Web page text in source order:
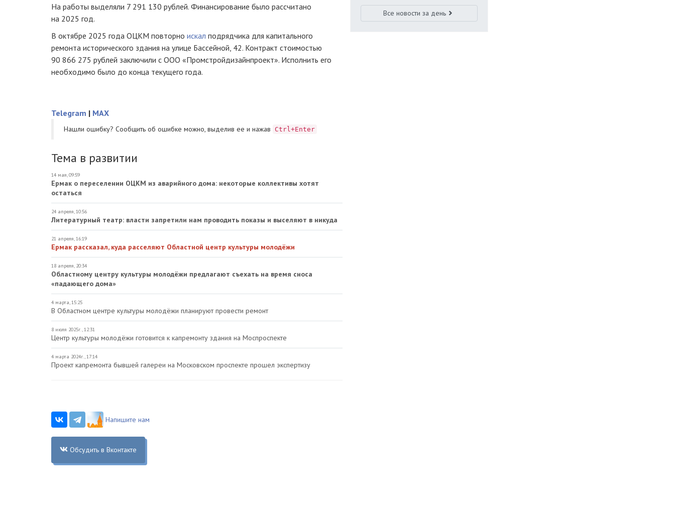
На работы выделяли 7 291 130 рублей. Финансирование было рассчитано
на 2025 год.
В октябре 2025 года ОЦКМ повторно искал подрядчика для капитального
ремонта исторического здания на улице Бассейной, 42. Контракт стоимостью
90 866 275 рублей заключили с ООО «Промстройдизайнпроект». Исполнить его
необходимо было до конца текущего года.
Telegram | MAX
Нашли ошибку? Cообщить об ошибке можно, выделив ее и нажав Ctrl+Enter
Тема в развитии
14 мая, 09:59
Ермак о переселении ОЦКМ из аварийного дома: некоторые коллективы хотят
остаться
24 апреля, 10:56
Литературный театр: власти запретили нам проводить показы и выселяют в никуда
21 апреля, 16:19
Ермак рассказал, куда расселяют Областной центр культуры молодёжи
18 апреля, 20:34
Областному центру культуры молодёжи предлагают съехать на время сноса
«падающего дома»
4 марта, 15:25
В Областном центре культуры молодёжи планируют провести ремонт
8 июля 2025г., 12:31
Центр культуры молодёжи готовится к капремонту здания на Моспроспекте
4 марта 2024г., 17:14
Проект капремонта бывшей галереи на Московском проспекте прошел экспертизу
Напишите нам
Обсудить в Вконтакте
Все новости за день